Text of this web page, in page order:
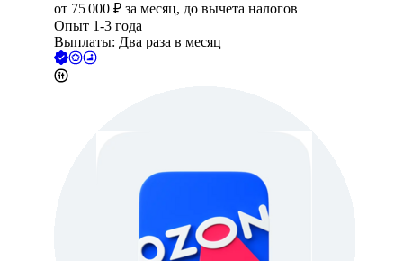
от 75 000 ₽ за месяц, до вычета налогов
Опыт 1-3 года
Выплаты: Два раза в месяц